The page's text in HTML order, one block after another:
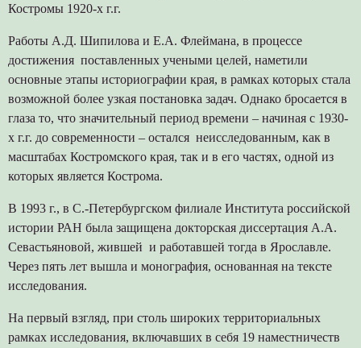
Костромы 1920-х г.г.
Работы А.Д. Шипилова и Е.А. Флеймана, в процессе
достижения поставленных учеными целей, наметили
основные этапы историографии края, в рамках которых стала
возможной более узкая постановка задач. Однако бросается в
глаза то, что значительный период времени – начиная с 1930-
х г.г. до современности – остался неисследованным, как в
масштабах Костромского края, так и в его частях, одной из
которых является Кострома.
В 1993 г., в С.-Петербургском филиале Института российской
истории РАН была защищена докторская диссертация А.А.
Севастьяновой, жившей и работавшей тогда в Ярославле.
Через пять лет вышла и монография, основанная на тексте
исследования.
На первый взгляд, при столь широких территориальных
рамках исследования, включавших в себя 19 наместничеств